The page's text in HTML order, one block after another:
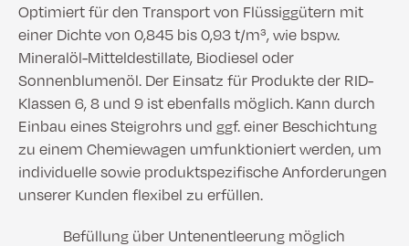
Optimiert für den Transport von Flüssiggütern mit
einer Dichte von 0,845 bis 0,93 t/m³, wie bspw.
Mineralöl-Mitteldestillate, Biodiesel oder
Sonnenblumenöl. Der Einsatz für Produkte der RID-
Klassen 6, 8 und 9 ist ebenfalls möglich. Kann durch
Einbau eines Steigrohrs und ggf. einer Beschichtung
zu einem Chemiewagen umfunktioniert werden, um
individuelle sowie produktspezifische Anforderungen
unserer Kunden flexibel zu erfüllen.
Befüllung über Untenentleerung möglich